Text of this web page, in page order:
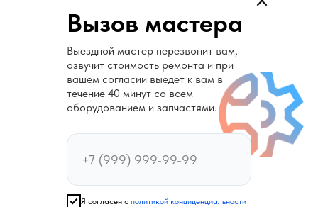
Вызов мастера
Выездной мастер перезвонит вам,
озвучит стоимость ремонта и при
вашем согласии выедет к вам в
течение 40 минут со всем
оборудованием и запчастями.
Я согласен с политикой конциденциальности